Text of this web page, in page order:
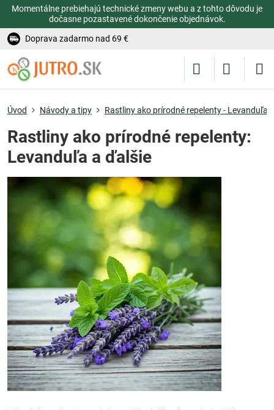
Momentálne prebiehajú technické zmeny webu a z tohto dôvodu je
dočasne pozastavené dokončenie objednávok.
Doprava zadarmo nad 69 €
Úvod Návody a tipy Rastliny ako prírodné repelenty -
Rastliny ako prírodné repelenty:
Levanduľa a ďalšie